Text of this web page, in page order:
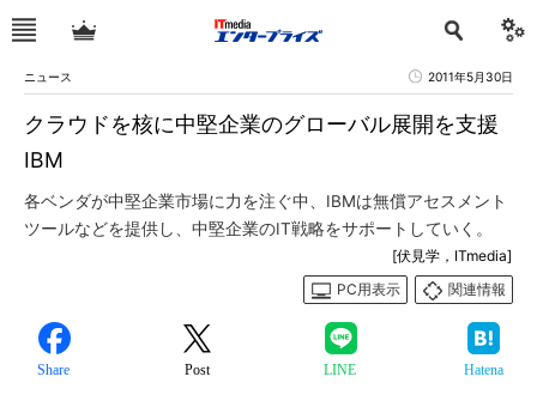
ニュース 2011年5月30日
クラウドを核に中堅企業のグローバル展開を支援
IBM
各ベンダが中堅企業市場に力を注ぐ中、IBMは無償アセスメント
ツールなどを提供し、中堅企業のIT戦略をサポートしていく。
[伏見学，ITmedia]
PC用表示
関連情報
Share Post LINE Hatena